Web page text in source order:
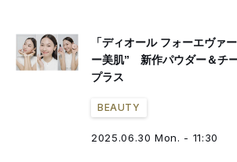
「ディオール フォーエヴァ
ー美肌” 新作パウダー＆チ
プラス
BEAUTY
2025.06.30 Mon. - 11:30